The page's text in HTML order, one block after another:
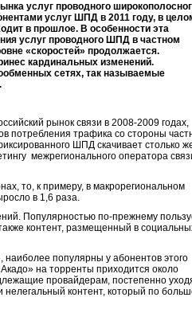
услуг проводного
услуг ШПД в 2011 году, в
в прошлое. В особенности эта
услуг проводного ШПД в частном
«скоростей» продолжается.
кардинальных изменений.
сетях, так называемые
рынок связи в 2008-2009 годах,
потребления трафика со стороны
ШПД скачивает столько
межрегионального оператора
то, к примеру, в макрорегиональном
в 1,6 раза.
Популярностью по-прежнему
контент, размещенный в
популярны у абонентов этого
на торренты приходится около
провайдерам, постепенно
контент, который по